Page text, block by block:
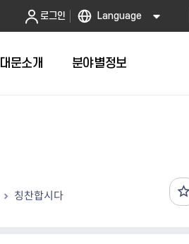
로그인 Language
민원통합상담창구
공유공간 대관 시설 안내
계약현황
문소개
위원회
분야별정보
바우처사업
칭찬합시다